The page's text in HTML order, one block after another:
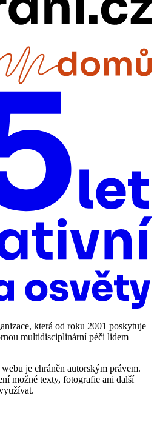
která od roku 2001 poskytuje
multidisciplinární péči lidem
je chráněn autorským právem.
možné texty, fotografie ani další